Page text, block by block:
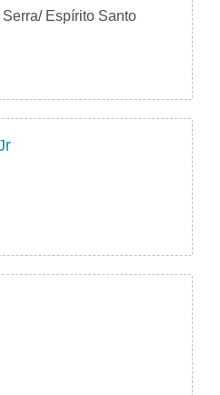
Espírito Santo